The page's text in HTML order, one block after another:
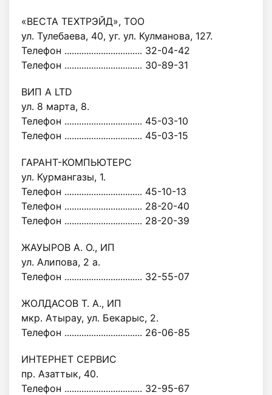
«ВЕСТА ТЕХТРЭЙД», ТОО
ул. Тулебаева, 40, уг. ул. Кулманова, 127.
Телефон ................................ 32-04-42
Телефон ................................ 30-89-31
ВИП A LTD
ул. 8 марта, 8.
Телефон ................................ 45-03-10
Телефон ................................ 45-03-15
ГАРАНТ-КОМПЬЮТЕРС
ул. Курмангазы, 1.
Телефон ................................ 45-10-13
Телефон ................................ 28-20-40
Телефон ................................ 28-20-39
ЖАУЫРОВ А. О., ИП
ул. Алипова, 2 а.
Телефон ................................ 32-55-07
ЖОЛДАСОВ Т. А., ИП
мкр. Атырау, ул. Бекарыс, 2.
Телефон ................................ 26-06-85
ИНТЕРНЕТ СЕРВИС
пр. Азаттык, 40.
Телефон ................................ 32-95-67